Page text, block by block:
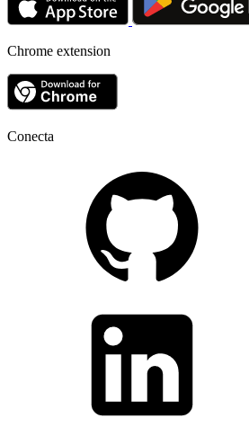
Chrome extension
Conecta